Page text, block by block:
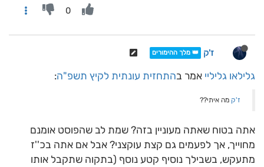
0
ז'ק 👑 מלך ההימורים
גלילאו גליליי אמר בהתחזית עונתית לקיץ תשפ"ה:
ז'ק מה איתי??
אתה בטוח שאתה מעוניין בזה? שמת לב שהפוסט אומנם
מחוייך, אך לפעמים גם קצת עוקצני? אבל אם אתה בכ''ז
מתעקש, בשבילך נוסיף קטע נוסף (בתקוה שתקבל אותו